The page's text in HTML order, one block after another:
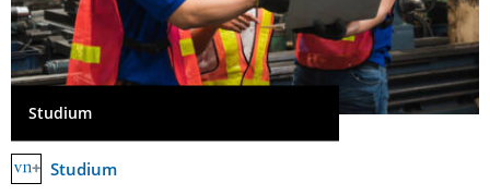
Studium
Studium